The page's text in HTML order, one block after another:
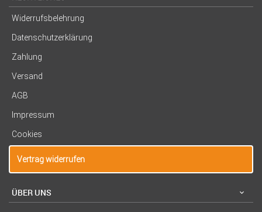
Widerrufsbelehrung
Datenschutzerklärung
Zahlung
Versand
AGB
Impressum
Cookies
Vertrag widerrufen
ÜBER UNS